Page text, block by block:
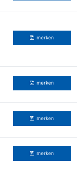
merken
merken
merken
merken